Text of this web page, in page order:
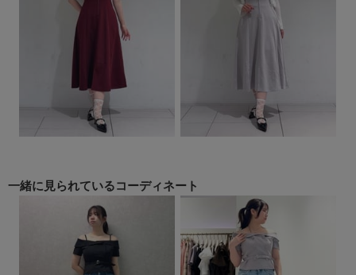
一緒に見られているコーディネート